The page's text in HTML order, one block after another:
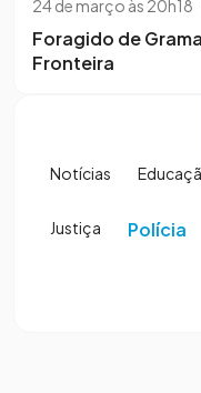
24 de março às 20h18
Foragido de
Fronteira
Notícias
Justiça Polícia